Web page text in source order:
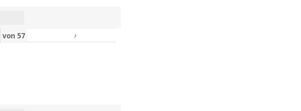
von 57 ›